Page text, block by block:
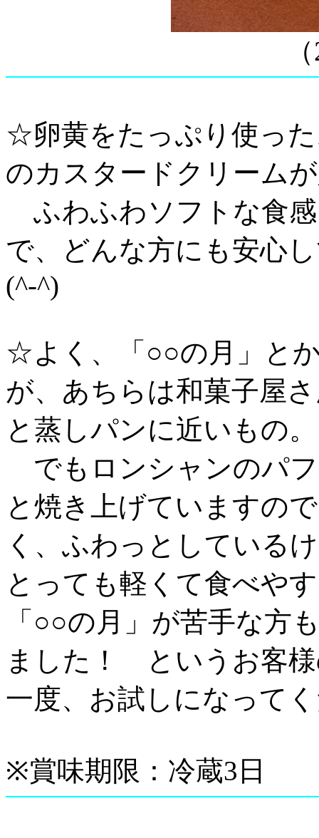
☆卵黄をたっぷり使っ
のカスタードクリーム
ふわふわソフトな食
で、どんな方にも安心
(^-^)
☆よく、「○○の月」と
が、あちらは和菓子屋
と蒸しパンに近いもの。
でもロンシャンのパ
と焼き上げていますの
く、ふわっとしている
とっても軽くて食べや
「○○の月」が苦手な方
ました！ というお客
一度、お試しになって
※賞味期限：冷蔵3日